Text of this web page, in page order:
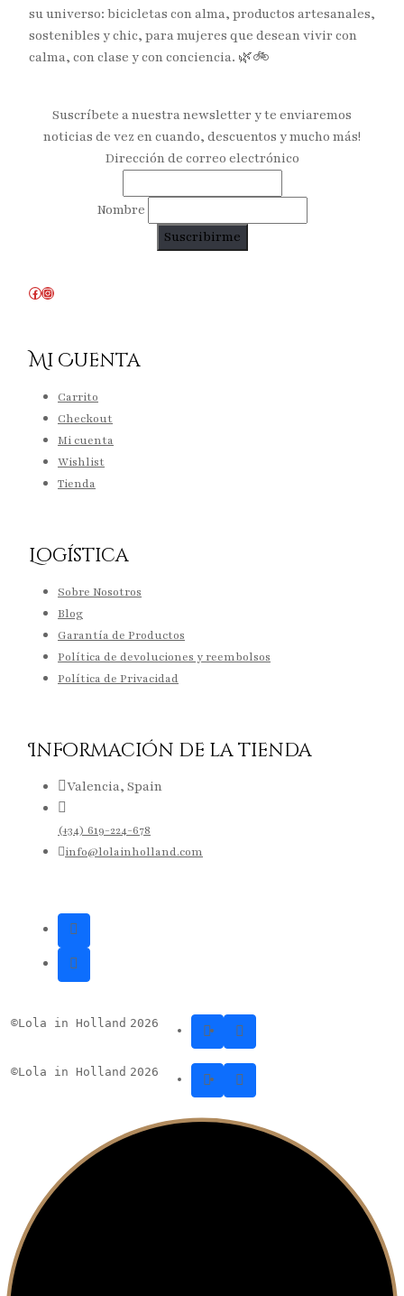
su universo: bicicletas con alma, productos artesanales,
sostenibles y chic, para mujeres que desean vivir con
calma, con clase y con conciencia. 🌿🚲
Suscríbete a nuestra newsletter y te enviaremos
noticias de vez en cuando, descuentos y mucho más!
Dirección de correo electrónico
Nombre
Facebook
Instagram
Mi Cuenta
Carrito
Checkout
Mi cuenta
Wishlist
Tienda
Logística
Sobre Nosotros
Blog
Garantía de Productos
Política de devoluciones y reembolsos
Política de Privacidad
Información de la tienda
Valencia, Spain
(+34) 619-224-678
info@lolainholland.com
©Lola in Holland 2026
©Lola in Holland 2026